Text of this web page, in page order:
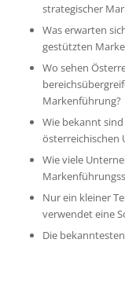
strategischer
Was erwarten
gestützten
Wo sehen
Markenführung?
Wie bekannt
österreichischen
Wie viele
Nur ein kleiner
verwendet eine
Die